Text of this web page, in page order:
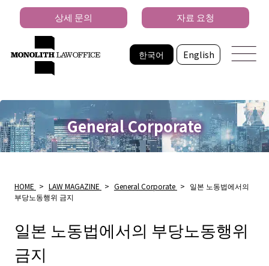
한국어 English
상세 문의 자료 요청
General Corporate
HOME > LAW MAGAZINE > General Corporate > 일본 노동법에서의
부당노동행위 금지
일본 노동법에서의 부당노동행위
금지